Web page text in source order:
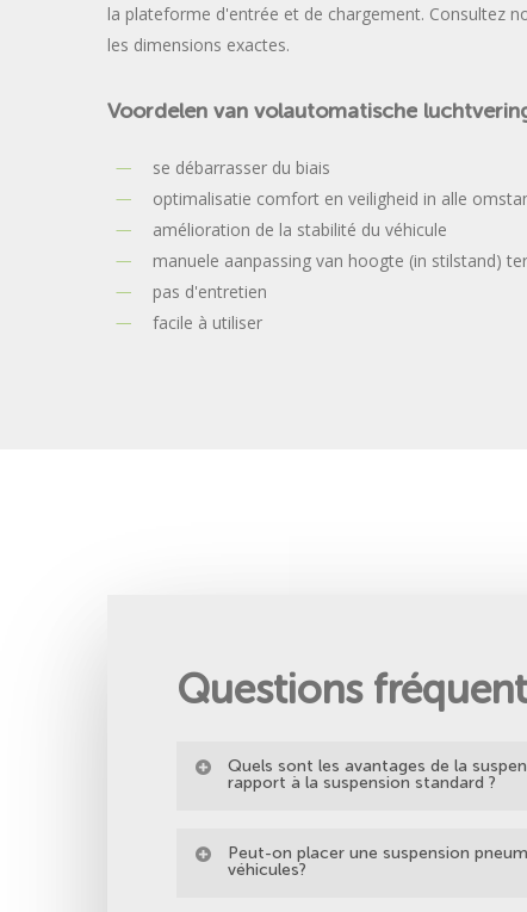
la plateforme d'entrée et de chargement. Consultez
les dimensions exactes.
Voordelen van volautomatische
se débarrasser du biais
optimalisatie comfort en veiligheid in alle
amélioration de la stabilité du véhicule
manuele aanpassing van hoogte (in stilstand)
pas d'entretien
facile à utiliser
Questions
Quels sont les avantages de la
rapport à la suspension standard ?
– beaucoup plus sûr lorsque le véhicule
Peut-on placer une suspension
véhicules?